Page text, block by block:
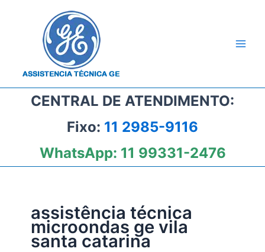
CENTRAL DE ATENDIMENTO:
Fixo: 11 2985-9116
WhatsApp: 11 99331-2476
assistência técnica
microondas ge vila
santa catarina